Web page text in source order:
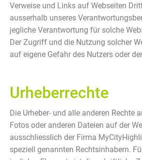
Verweise und Links auf Webseiten
ausserhalb unseres
jegliche Verantwortung für solche
Der Zugriff und die Nutzung solcher
auf eigene Gefahr des Nutzers oder
Urheberrechte
Die Urheber- und alle anderen Rechte
Fotos oder anderen Dateien auf der
ausschliesslich der Firma
speziell genannten Rechtsinhabern.